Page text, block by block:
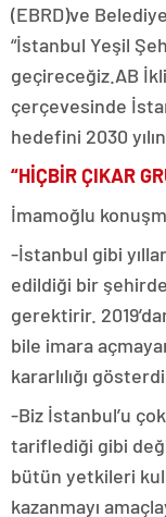
(EBRD)ve
“İstanbul Yeşil
geçireceğiz.AB
çerçevesinde
hedefini 2030
“HİÇBİR ÇIKAR
İmamoğlu
-İstanbul gibi
edildiği bir
gerektirir.
bile imara
kararlılığı
-Biz İstanbul’u
tariflediği gibi
bütün yetkileri
kazanmayı